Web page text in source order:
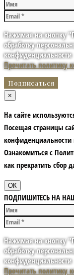
Нажимая на кнопку
обработку
конфиденциальности
Прочитать политику
×
На сайте
Посещая страницы
Ознакомиться с
как прекратить сбор
ОК
ПОДПИШИТЕСЬ НА
Нажимая на кнопку
обработку
конфиденциальности
Прочитать политику